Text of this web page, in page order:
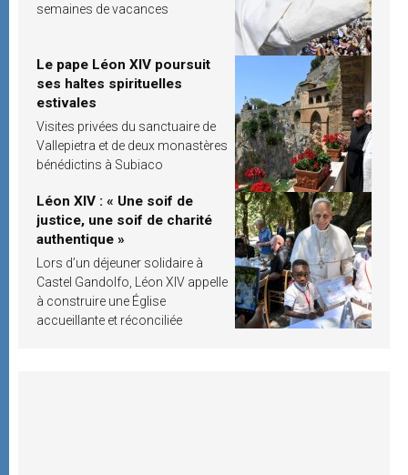
semaines de vacances
Le pape Léon XIV poursuit
ses haltes spirituelles
estivales
Visites privées du sanctuaire de
Vallepietra et de deux monastères
bénédictins à Subiaco
Léon XIV : « Une soif de
justice, une soif de charité
authentique »
Lors d’un déjeuner solidaire à
Castel Gandolfo, Léon XIV appelle
à construire une Église
accueillante et réconciliée